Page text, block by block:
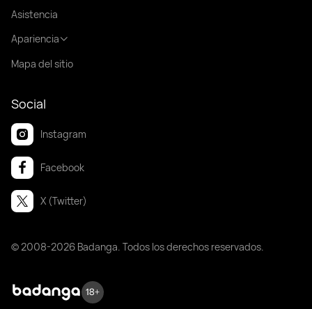
Asistencia
Apariencia
Mapa del sitio
Social
Instagram
Facebook
X (Twitter)
© 2008-2026 Badanga. Todos los derechos reservados.